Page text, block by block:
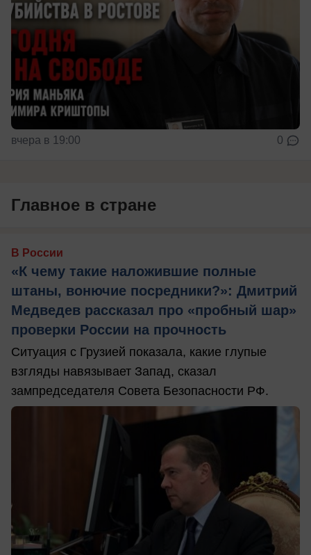
вчера в 19:00 0
Главное в стране
В России
«К чему такие наложившие полные
штаны, вонючие посредники?»: Дмитрий
Медведев рассказал про «пробный шар»
проверки России на прочность
Ситуация с Грузией показала, какие глупые
взгляды навязывает Запад, сказал
зампредседателя Совета Безопасности РФ.